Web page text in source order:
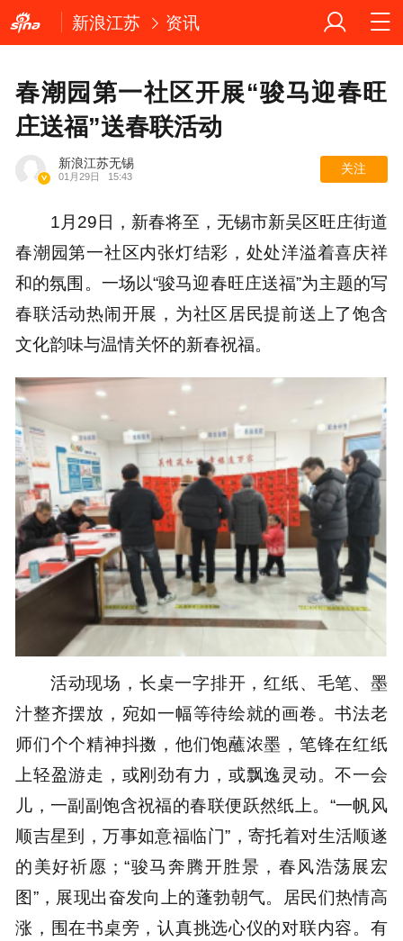
新浪江苏 资讯
春潮园第一社区开展“骏马迎春旺
庄送福”送春联活动
新浪江苏无锡
01月29日 15:43
关注
1月29日，新春将至，无锡市新吴区旺庄街道
春潮园第一社区内张灯结彩，处处洋溢着喜庆祥
和的氛围。一场以“骏马迎春旺庄送福”为主题的写
春联活动热闹开展，为社区居民提前送上了饱含
文化韵味与温情关怀的新春祝福。
活动现场，长桌一字排开，红纸、毛笔、墨
汁整齐摆放，宛如一幅等待绘就的画卷。书法老
师们个个精神抖擞，他们饱蘸浓墨，笔锋在红纸
上轻盈游走，或刚劲有力，或飘逸灵动。不一会
儿，一副副饱含祝福的春联便跃然纸上。“一帆风
顺吉星到，万事如意福临门”，寄托着对生活顺遂
的美好祈愿；“骏马奔腾开胜景，春风浩荡展宏
图”，展现出奋发向上的蓬勃朝气。居民们热情高
涨，围在书桌旁，认真挑选心仪的对联内容。有